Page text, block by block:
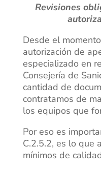
Revisiones
Desde el
autorización de
especializado en
Consejería de
cantidad de
contratamos de
los equipos que
Por eso es
C.2.5.2, es lo que
mínimos de